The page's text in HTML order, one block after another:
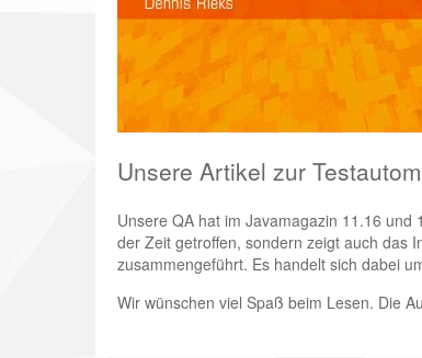
Unsere Artikel zur
Unsere QA hat im Javamagazin 11.16
der Zeit getroffen, sondern zeigt auch das
zusammengeführt. Es handelt sich dabei
Wir wünschen viel Spaß beim Lesen. Die